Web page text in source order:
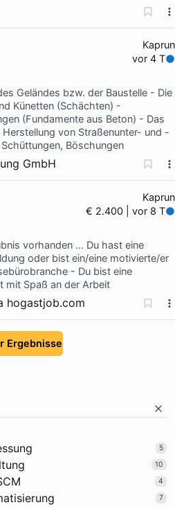
Kaprun
vor 4 T
Geländes bzw. der Baustelle - Die
Künetten (Schächten) -
(Fundamente aus Beton) - Das
von Straßenunter- und -
Böschungen
GmbH
Kaprun
€ 2.400 | vor 8 T
vorhanden … Du hast eine
oder bist ein/eine motivierte/er
- Du bist eine
mit Spaß an der Arbeit
hogastjob.com
Ergebnisse
5
10
4
7